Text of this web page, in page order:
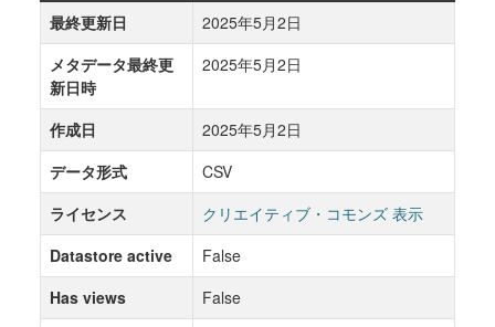
最終更新日
2025年5月2日
メタデータ最終更
新日時
2025年5月2日
作成日
2025年5月2日
データ形式
CSV
ライセンス
クリエイティブ・コモンズ 表示
Datastore active
False
Has views
False